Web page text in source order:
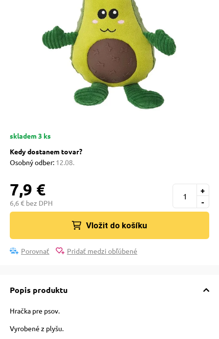
mačky
mačky
podložky
poukazy
skladem 3 ks
Kedy dostanem tovar?
Osobný odber: 12.08.
7,9 €
6,6 € bez DPH -
+
Vložit do košíku
Porovnať Pridať medzi obľúbené
Popis produktu
Hračka pre psov.
Vyrobené z plyšu.